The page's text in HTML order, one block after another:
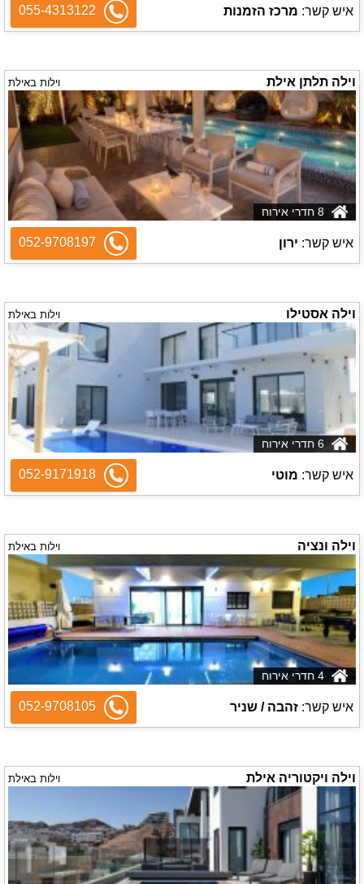
איש קשר: מרכז הזמנות 055-4313122
וילה תלתן אילת וילות באילת
איש קשר: ירון 052-9708197
וילה אסטילו וילות באילת
איש קשר: מוטי 052-9171918
וילה ונציה וילות באילת
איש קשר: זהבה / שניר 052-9708105
וילה ויקטוריה אילת וילות באילת